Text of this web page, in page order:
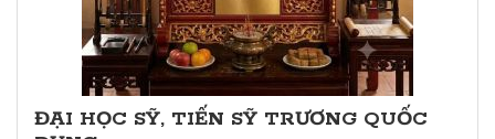
ĐẠI HỌC SỸ, TIẾN SỸ TRƯƠNG QUỐC